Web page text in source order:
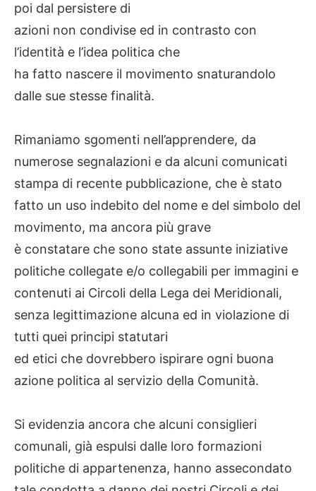
poi dal persistere di
azioni non condivise ed in contrasto con
l’identità e l’idea politica che
ha fatto nascere il movimento snaturandolo
dalle sue stesse finalità.
Rimaniamo sgomenti nell’apprendere, da
numerose segnalazioni e da alcuni comunicati
stampa di recente pubblicazione, che è stato
fatto un uso indebito del nome e del simbolo del
movimento, ma ancora più grave
è constatare che sono state assunte iniziative
politiche collegate e/o collegabili per immagini e
contenuti ai Circoli della Lega dei Meridionali,
senza legittimazione alcuna ed in violazione di
tutti quei principi statutari
ed etici che dovrebbero ispirare ogni buona
azione politica al servizio della Comunità.
Si evidenzia ancora che alcuni consiglieri
comunali, già espulsi dalle loro formazioni
politiche di appartenenza, hanno assecondato